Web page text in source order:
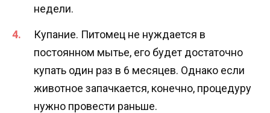
недели.
Купание. Питомец не нуждается в
постоянном мытье, его будет достаточно
купать один раз в 6 месяцев. Однако если
животное запачкается, конечно, процедуру
нужно провести раньше.